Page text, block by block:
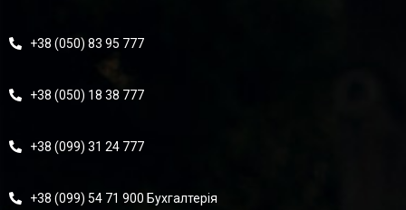
+38 (050) 83 95 777
+38 (050) 18 38 777
+38 (099) 31 24 777
+38 (099) 54 71 900 Бухгалтерія